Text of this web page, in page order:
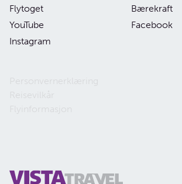
Flytoget
Bærekraft
YouTube
Facebook
Instagram